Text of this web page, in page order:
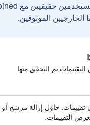
الخارجيين الموثوقين.
تقييمات. حاول إزالة مرشح أو
التقييمات.